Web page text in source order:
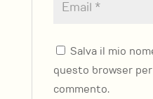
Salva il mio
questo browser
commento.